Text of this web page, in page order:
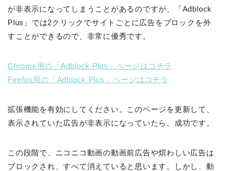
が非表示になってしまうことがあるのですが、「Adblock
Plus」では2クリックでサイトごとに広告をブロックを外
すことができるので、非常に優秀です。
Chrome用の「Adblock Plus」ページはコチラ
Firefox用の「Adblock Plus」ページはコチラ
拡張機能を有効にしてください。このページを更新して、
表示されていた広告が非表示になっていたら、成功です。
この段階で、ニコニコ動画の動画前広告や煩わしい広告は
ブロックされ、すべて消えていると思います。しかし、動